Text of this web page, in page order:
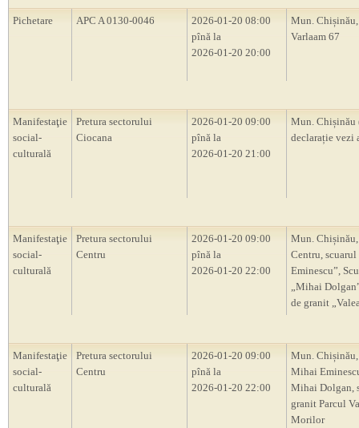
Pichetare APC A 0130-0046
2026-01-20 08:00
pînă la
2026-01-20 20:00
Mun. Chișinău,
Varlaam 67
Manifestaţie
social-
culturală
Pretura sectorului
Ciocana
2026-01-20 09:00
pînă la
2026-01-20 21:00
Mun. Chișinău
declarație vezi
Manifestaţie
social-
culturală
Pretura sectorului
Centru
2026-01-20 09:00
pînă la
2026-01-20 22:00
Mun. Chișinău,
Centru,
Eminescu”,
„Mihai
de granit
Manifestaţie
social-
culturală
Pretura sectorului
Centru
2026-01-20 09:00
pînă la
2026-01-20 22:00
Mun.
Mihai
Mihai Dolgan,
granit Parcul
Morilor